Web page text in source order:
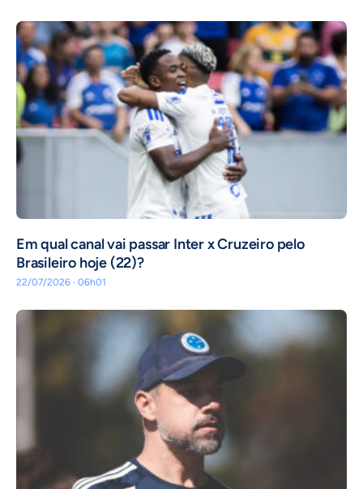
Em qual canal vai passar Inter x Cruzeiro pelo
Brasileiro hoje (22)?
22/07/2026 · 06h01